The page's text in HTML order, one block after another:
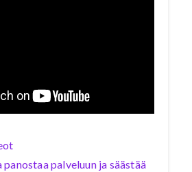
palveluun ja säästää